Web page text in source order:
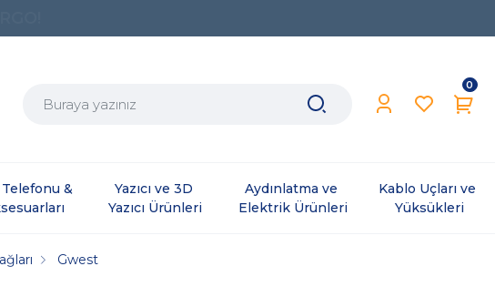
0
&
Yazıcı ve 3D
Yazıcı Ürünleri
Aydınlatma ve
Elektrik Ürünleri
Kablo Uçları ve
Yüksükleri
Gwest